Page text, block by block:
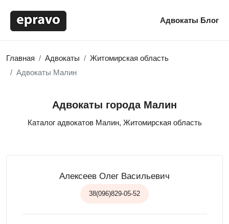
Адвокаты Блог
Главная Адвокаты
Житомирская область
Адвокаты Малин
Адвокаты города Малин
Каталог адвокатов Малин, Житомирская область
Алексеев Олег Васильевич
38(096)829-05-52